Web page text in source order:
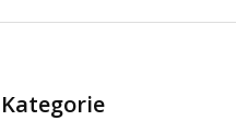
Kategorie